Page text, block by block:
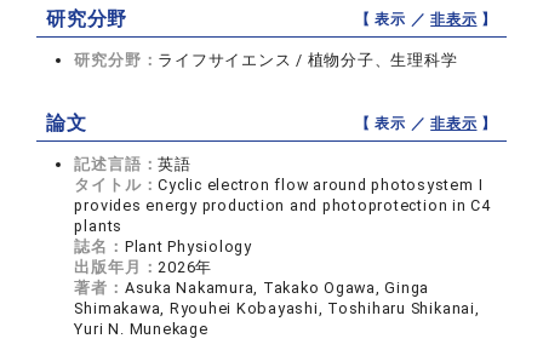
研究分野 【 表示 ／非表示 】
研究分野： ライフサイエンス / 植物分子、生理科学
論文 【 表示 ／非表示 】
記述言語：英語
タイトル：Cyclic electron flow around photosystem I
provides energy production and photoprotection in C4
plants
誌名： Plant Physiology
出版年月：2026年
著者： Asuka Nakamura, Takako Ogawa, Ginga
Shimakawa, Ryouhei Kobayashi, Toshiharu Shikanai,
Yuri N. Munekage